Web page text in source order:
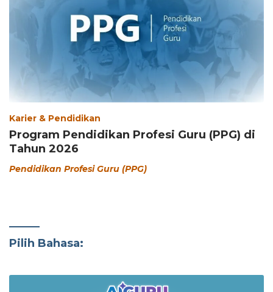
Karier & Pendidikan
Program Pendidikan Profesi Guru (PPG) di
Tahun 2026
Pendidikan Profesi Guru (PPG)
Pilih Bahasa: